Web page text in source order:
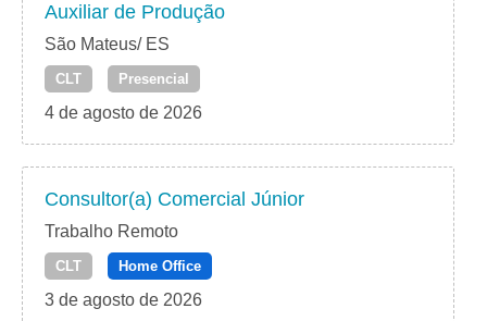
Auxiliar de Produção
São Mateus/ ES
CLT Presencial
4 de agosto de 2026
Consultor(a) Comercial Júnior
Trabalho Remoto
CLT Home Office
3 de agosto de 2026